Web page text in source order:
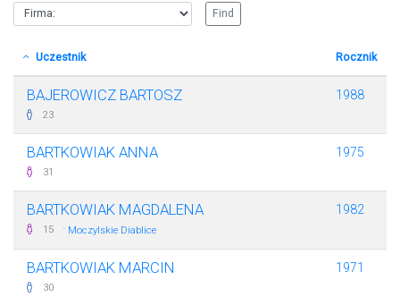
Uczestnik Rocznik
BAJEROWICZ BARTOSZ
23
1988
BARTKOWIAK ANNA
31
1975
BARTKOWIAK MAGDALENA
15 · Moczylskie Diablice
1982
BARTKOWIAK MARCIN
30
1971